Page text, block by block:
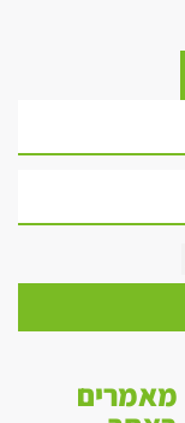
מאמרים